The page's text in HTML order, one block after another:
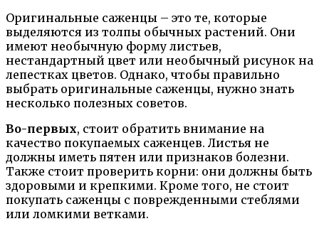
Оригинальные саженцы – это те, которые
выделяются из толпы обычных растений. Они
имеют необычную форму листьев,
нестандартный цвет или необычный рисунок на
лепестках цветов. Однако, чтобы правильно
выбрать оригинальные саженцы, нужно знать
несколько полезных советов.
Во-первых, стоит обратить внимание на
качество покупаемых саженцев. Листья не
должны иметь пятен или признаков болезни.
Также стоит проверить корни: они должны быть
здоровыми и крепкими. Кроме того, не стоит
покупать саженцы с поврежденными стеблями
или ломкими ветками.